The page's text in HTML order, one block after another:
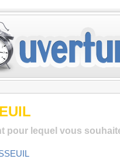
pour lequel vous